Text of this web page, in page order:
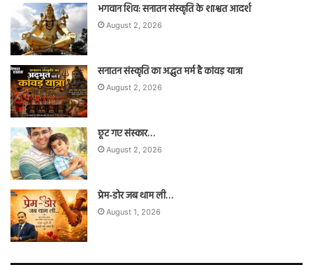
भगवान शिव: सनातन संस्कृति के शाश्वत आदर्श
August 2, 2026
सनातन संस्कृति का अद्भुत मर्म है कांवड़ यात्रा
August 2, 2026
छूट गए संस्कार…
August 2, 2026
प्रेम-डोर जब थाम ली…
August 1, 2026